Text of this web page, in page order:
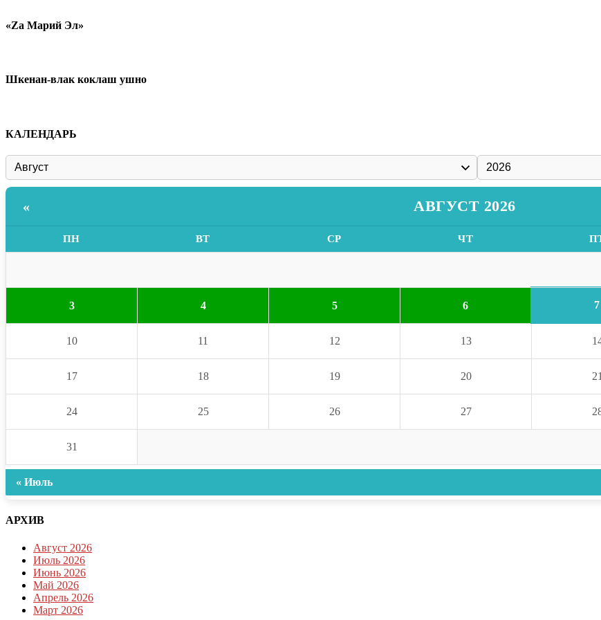
«Zа Марий Эл»
Шкенан-влак коклаш ушно
КАЛЕНДАРЬ
« АВГУСТ 2026
ПН ВТ СР ЧТ
3 4 5 6 7
10 11 12 13
17 18 19 20 21
24 25 26 27
31
« Июль
АРХИВ
Август 2026
Июль 2026
Июнь 2026
Май 2026
Апрель 2026
Март 2026